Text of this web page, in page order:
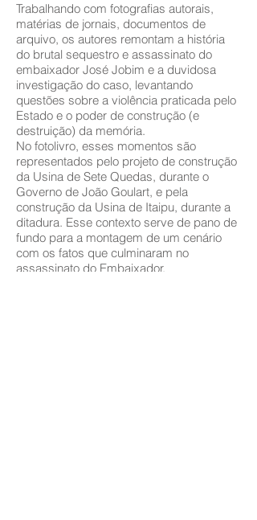
Trabalhando com fotografias autorais,
matérias de jornais, documentos de
arquivo, os autores remontam a história
do brutal sequestro e assassinato do
embaixador José Jobim e a duvidosa
investigação do caso, levantando
questões sobre a violência praticada pelo
Estado e o poder de construção (e
destruição) da memória.
No fotolivro, esses momentos são
representados pelo projeto de construção
da Usina de Sete Quedas, durante o
Governo de João Goulart, e pela
construção da Usina de Itaipu, durante a
ditadura. Esse contexto serve de pano de
fundo para a montagem de um cenário
com os fatos que culminaram no
assassinato do Embaixador.